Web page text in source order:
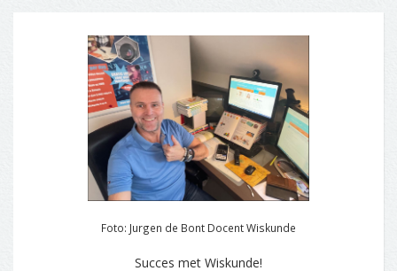
Foto: Jurgen de Bont Docent Wiskunde
Succes met Wiskunde!